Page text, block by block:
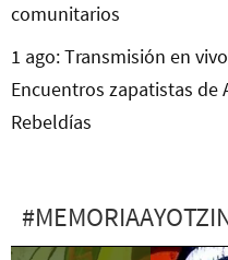
comunitarios
1 ago: Transmisión en
Encuentros zapatistas de
Rebeldías